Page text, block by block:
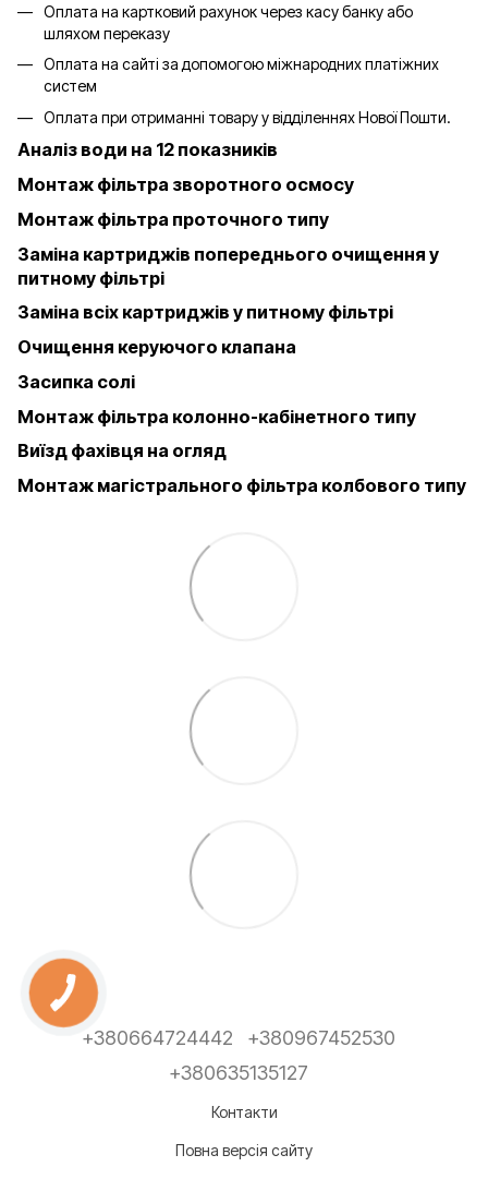
Оплата на картковий рахунок через касу банку або
шляхом переказу
Оплата на сайті за допомогою міжнародних платіжних
систем
Оплата при отриманні товару у відділеннях Нової Пошти.
Аналіз води на 12 показників
Монтаж фільтра зворотного осмосу
Монтаж фільтра проточного типу
Заміна картриджів попереднього очищення у
питному фільтрі
Заміна всіх картриджів у питному фільтрі
Очищення керуючого клапана
Засипка солі
Монтаж фільтра колонно-кабінетного типу
Виїзд фахівця на огляд
Монтаж магістрального фільтра колбового типу
+380664724442
+380967452530
+380635135127
Контакти
Повна версія сайту